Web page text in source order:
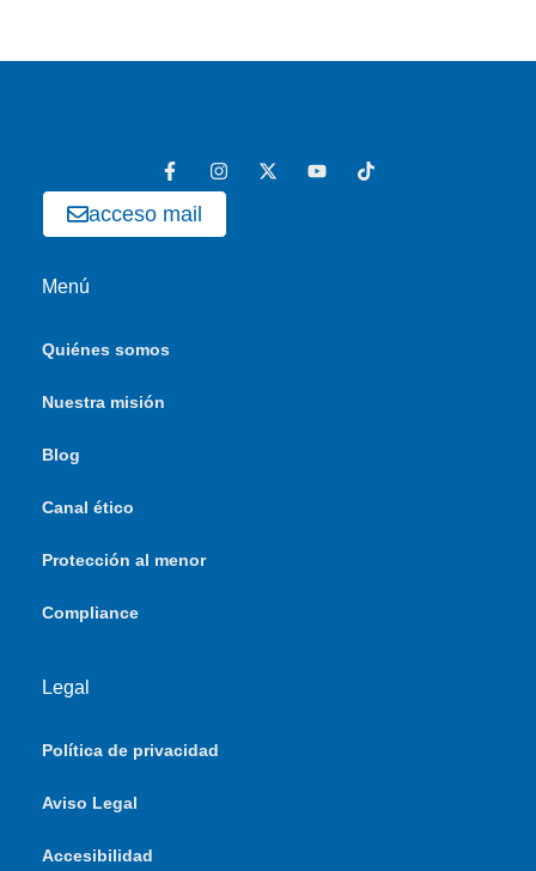
acceso mail
Menú
Quiénes somos
Nuestra misión
Blog
Canal ético
Protección al menor
Compliance
Legal
Política de privacidad
Aviso Legal
Accesibilidad